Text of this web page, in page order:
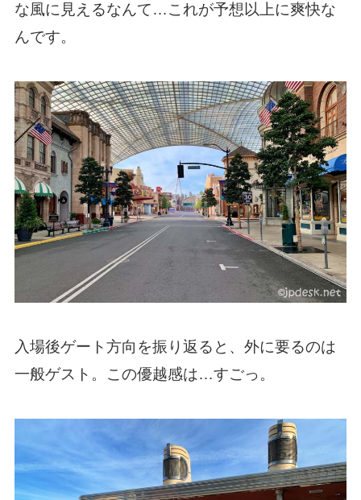
な風に見えるなんて…これが予想以上に爽快な
んです。
入場後ゲート方向を振り返ると、外に要るのは
一般ゲスト。この優越感は…すごっ。